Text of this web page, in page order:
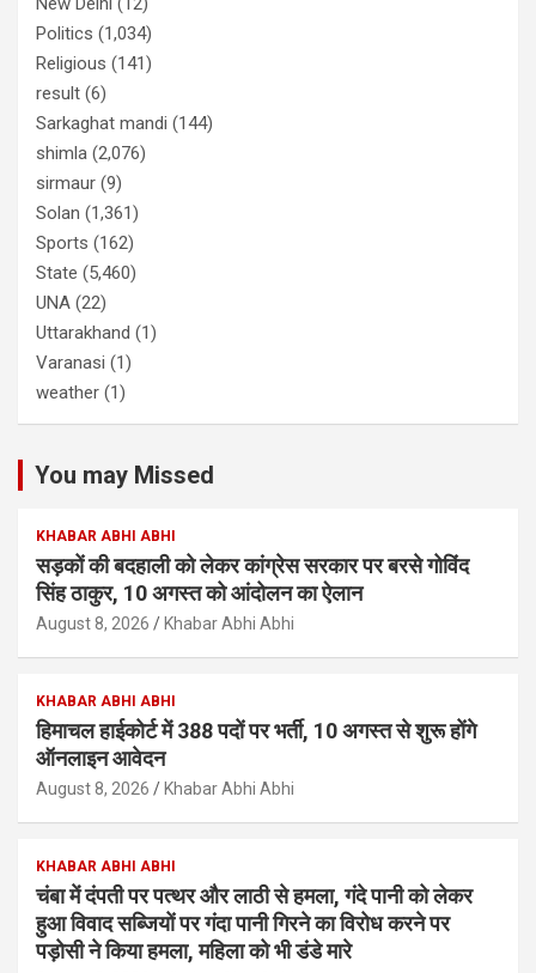
Politics (1,034)
Religious (141)
result (6)
Sarkaghat mandi (144)
shimla (2,076)
sirmaur (9)
Solan (1,361)
Sports (162)
State (5,460)
UNA (22)
Uttarakhand (1)
Varanasi (1)
weather (1)
You may Missed
KHABAR ABHI ABHI
सड़कों की बदहाली को लेकर कांग्रेस सरकार पर बरसे गोविंद
सिंह ठाकुर, 10 अगस्त को आंदोलन का ऐलान
August 8, 2026 Khabar Abhi Abhi
KHABAR ABHI ABHI
हिमाचल हाईकोर्ट में 388 पदों पर भर्ती, 10 अगस्त से शुरू होंगे
ऑनलाइन आवेदन
August 8, 2026 Khabar Abhi Abhi
KHABAR ABHI ABHI
चंबा में दंपती पर पत्थर और लाठी से हमला, गंदे पानी को लेकर
हुआ विवाद सब्जियों पर गंदा पानी गिरने का विरोध करने पर
पड़ोसी ने किया हमला, महिला को भी डंडे मारे